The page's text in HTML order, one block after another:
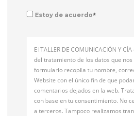
Estoy de acuerdo*
El TALLER DE COMUNICACIÓN Y
del tratamiento de los datos que
formulario recopila tu nombre,
Website con el único fin de que
comentarios dejados en la web.
con base en tu consentimiento. No
a terceros. Tampoco realizamos